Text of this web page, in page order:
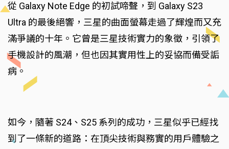
從 Galaxy Note Edge 的初試啼聲，到 Galaxy S23
Ultra 的最後絕響，三星的曲面螢幕走過了輝煌而又充
滿爭議的十年。它曾是三星技術實力的象徵，引領了
手機設計的風潮，但也因其實用性上的妥協而備受詬
病。
如今，隨著 S24、S25 系列的成功，三星似乎已經找
到了一條新的道路：在頂尖技術與務實的用戶體驗之